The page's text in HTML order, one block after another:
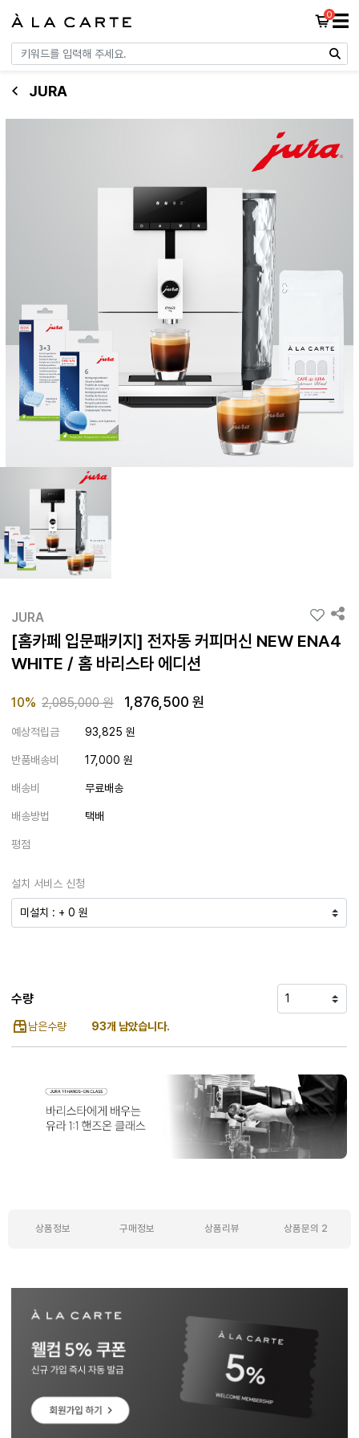
0☰
JURA
JURA
[홈카페 입문패키지] 전자동 커피머신 NEW ENA4
WHITE / 홈 바리스타 에디션
10% Price reduced from
2,085,000 원
to 1,876,500 원
예상적립금 93,825 원
반품배송비 17,000 원
배송비 무료배송
배송방법 택배
평점
설치 서비스 신청
수량
남은수량 93개 남았습니다.
상품정보 구매정보 상품리뷰 상품문의 2